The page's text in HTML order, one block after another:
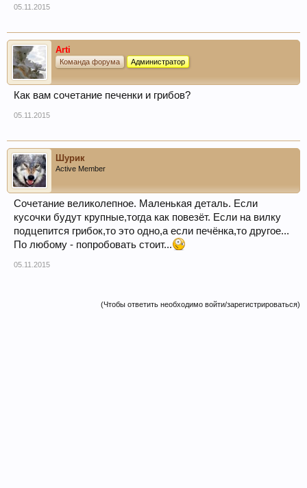
05.11.2015
Arti
Команда форума Администратор
Как вам сочетание печенки и грибов?
05.11.2015
Шурик
Active Member
Сочетание великолепное. Маленькая деталь. Если
кусочки будут крупные,тогда как повезёт. Если на вилку
подцепится грибок,то это одно,а если печёнка,то другое...
По любому - попробовать стоит...
05.11.2015
(Чтобы ответить необходимо войти/зарегистрироваться)